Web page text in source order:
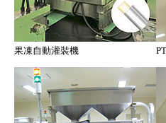
果凍自動灌裝機